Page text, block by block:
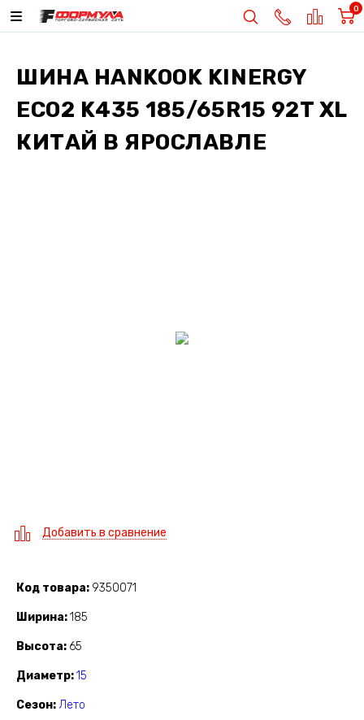
0
ШИНА HANKOOK KINERGY
ECO2 K435 185/65R15 92T XL
КИТАЙ В ЯРОСЛАВЛЕ
Добавить в сравнение
Код товара 9350071
Ширина 185
Высота 65
Диаметр 15
Сезон Лето